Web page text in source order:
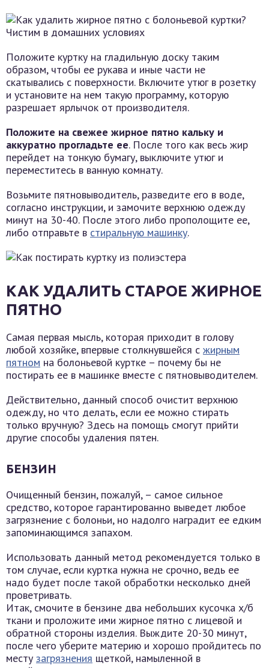
Положите куртку на гладильную доску таким
образом, чтобы ее рукава и иные части не
скатывались с поверхности. Включите утюг в розетку
и установите на нем такую программу, которую
разрешает ярлычок от производителя.
Положите на свежее жирное пятно кальку и
аккуратно прогладьте ее. После того как весь жир
перейдет на тонкую бумагу, выключите утюг и
переместитесь в ванную комнату.
Возьмите пятновыводитель, разведите его в воде,
согласно инструкции, и замочите верхнюю одежду
минут на 30-40. После этого либо прополощите ее,
либо отправьте в стиральную машинку.
КАК УДАЛИТЬ СТАРОЕ ЖИРНОЕ
ПЯТНО
Самая первая мысль, которая приходит в голову
любой хозяйке, впервые столкнувшейся с жирным
пятном на болоньевой куртке – почему бы не
постирать ее в машинке вместе с пятновыводителем.
Действительно, данный способ очистит верхнюю
одежду, но что делать, если ее можно стирать
только вручную? Здесь на помощь смогут прийти
другие способы удаления пятен.
БЕНЗИН
Очищенный бензин, пожалуй, – самое сильное
средство, которое гарантированно выведет любое
загрязнение с болоньи, но надолго наградит ее едким
запоминающимся запахом.
Использовать данный метод рекомендуется только в
том случае, если куртка нужна не срочно, ведь ее
надо будет после такой обработки несколько дней
проветривать.
Итак, смочите в бензине два небольших кусочка х/б
ткани и проложите ими жирное пятно с лицевой и
обратной стороны изделия. Выждите 20-30 минут,
после чего уберите материю и хорошо пройдитесь по
месту загрязнения щеткой, намыленной в